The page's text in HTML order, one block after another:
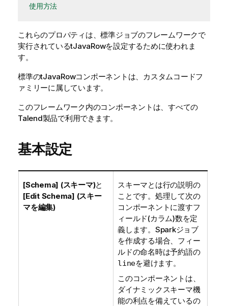
使用方法
これらのプロパティは、標準ジョブのフレームワークで
実行されているtJavaRowを設定するために使われま
す。
標準のtJavaRowコンポーネントは、 カスタムコードフ
ァミリーに属しています。
このフレームワーク内のコンポーネントは、すべての
Talend製品で利用できます。
基本設定
[Schema] (スキーマ)と
[Edit Schema] (スキー
マを編集)
スキーマとは行の説明の
ことです。処理して次の
コンポーネントに渡すフ
ィールド(カラム)数を定
義します。Sparkジョブ
を作成する場合、フィー
ルドの命名時は予約語の
lineを避けます。
このコンポーネントは、
ダイナミックスキーマ機
能の利点を備えているの